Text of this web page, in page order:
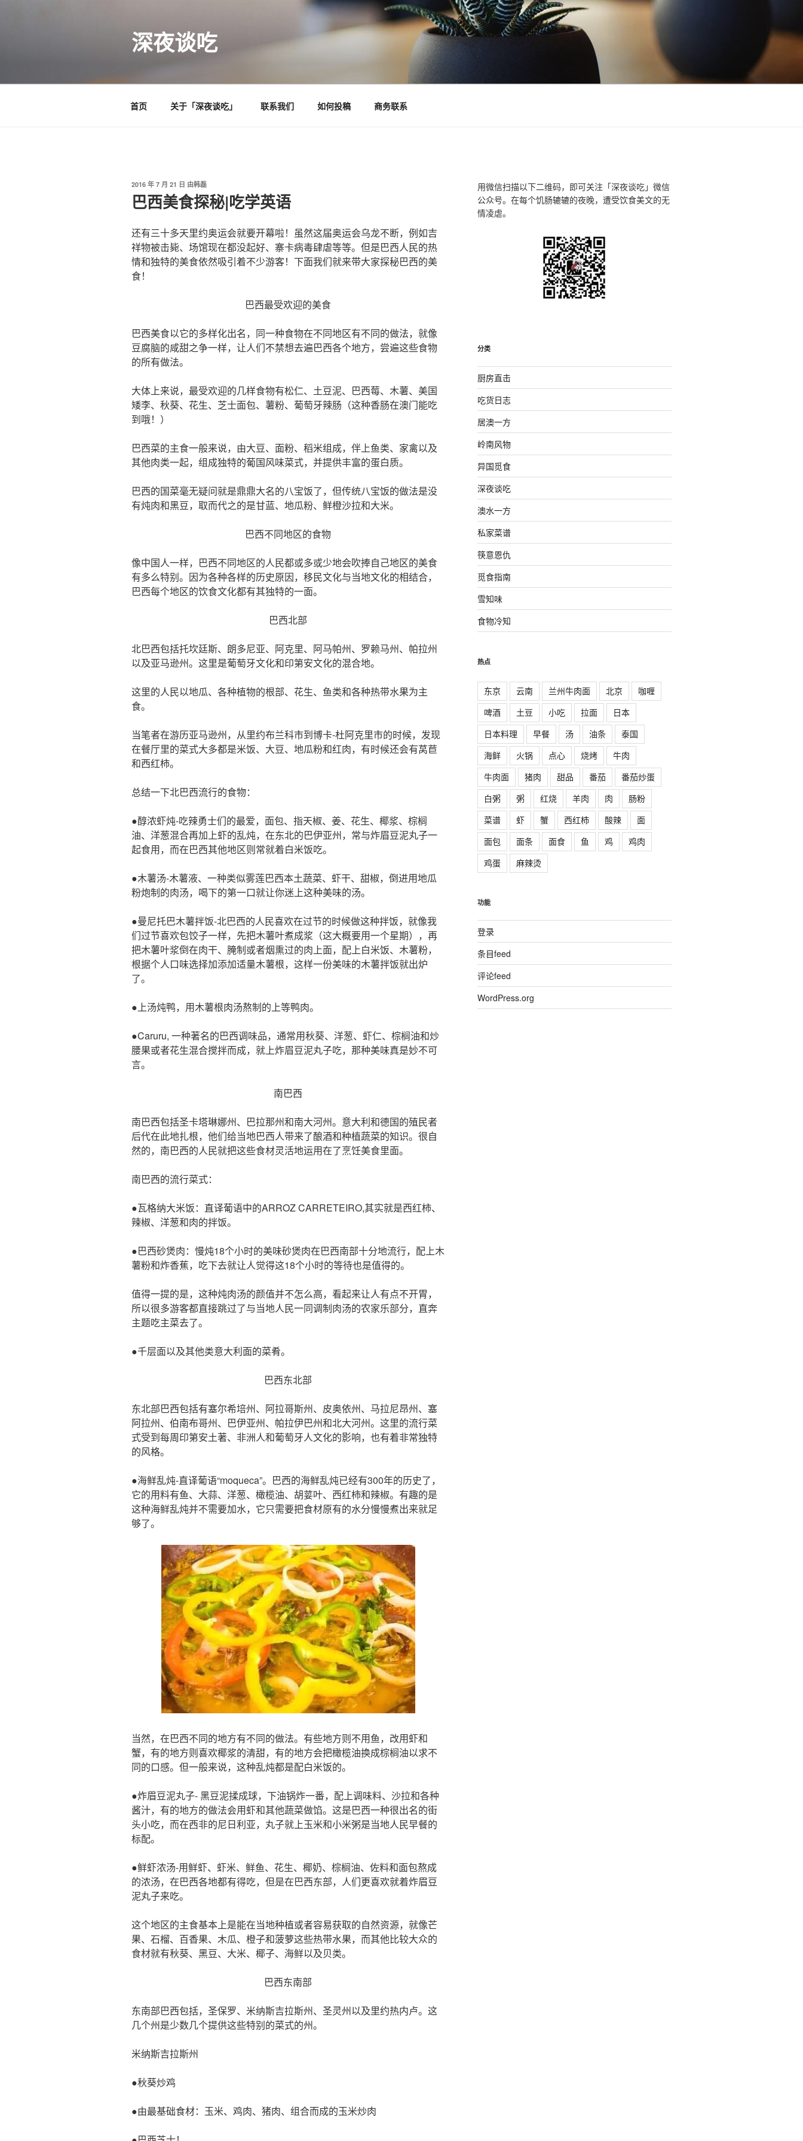
深夜谈吃
首页 关于「深夜谈吃」 联系我们 如何投稿 商务联系
发
布
于
2016 年 7 月 21 日 由韩磊
巴西美食探秘|吃学英语
还有三十多天里约奥运会就要开幕啦！虽然这届奥运会乌龙不断，例如吉
祥物被击毙、场馆现在都没起好、寨卡病毒肆虐等等。但是巴西人民的热
情和独特的美食依然吸引着不少游客！下面我们就来带大家探秘巴西的美
食！
巴西最受欢迎的美食
巴西美食以它的多样化出名，同一种食物在不同地区有不同的做法，就像
豆腐脑的咸甜之争一样，让人们不禁想去遍巴西各个地方，尝遍这些食物
的所有做法。
大体上来说，最受欢迎的几样食物有松仁、土豆泥、巴西莓、木薯、美国
矮李、秋葵、花生、芝士面包、薯粉、葡萄牙辣肠（这种香肠在澳门能吃
到哦！）
巴西菜的主食一般来说，由大豆、面粉、稻米组成，伴上鱼类、家禽以及
其他肉类一起，组成独特的葡国风味菜式，并提供丰富的蛋白质。
巴西的国菜毫无疑问就是鼎鼎大名的八宝饭了，但传统八宝饭的做法是没
有炖肉和黑豆，取而代之的是甘蓝、地瓜粉、鲜橙沙拉和大米。
巴西不同地区的食物
像中国人一样，巴西不同地区的人民都或多或少地会吹捧自己地区的美食
有多么特别。因为各种各样的历史原因，移民文化与当地文化的相结合，
巴西每个地区的饮食文化都有其独特的一面。
巴西北部
北巴西包括托坎廷斯、朗多尼亚、阿克里、阿马帕州、罗赖马州、帕拉州
以及亚马逊州。这里是葡萄牙文化和印第安文化的混合地。
这里的人民以地瓜、各种植物的根部、花生、鱼类和各种热带水果为主
食。
当笔者在游历亚马逊州，从里约布兰科市到博卡-杜阿克里市的时候，发现
在餐厅里的菜式大多都是米饭、大豆、地瓜粉和红肉，有时候还会有莴苣
和西红柿。
总结一下北巴西流行的食物：
●醇浓虾炖-吃辣勇士们的最爱，面包、指天椒、姜、花生、椰浆、棕榈
油、洋葱混合再加上虾的乱炖，在东北的巴伊亚州，常与炸眉豆泥丸子一
起食用，而在巴西其他地区则常就着白米饭吃。
●木薯汤-木薯液、一种类似雾莲巴西本土蔬菜、虾干、甜椒，倒进用地瓜
粉炮制的肉汤，喝下的第一口就让你迷上这种美味的汤。
●曼尼托巴木薯拌饭-北巴西的人民喜欢在过节的时候做这种拌饭，就像我
们过节喜欢包饺子一样，先把木薯叶煮成浆（这大概要用一个星期），再
把木薯叶浆倒在肉干、腌制或者烟熏过的肉上面，配上白米饭、木薯粉，
根据个人口味选择加添加适量木薯根，这样一份美味的木薯拌饭就出炉
了。
●上汤炖鸭，用木薯根肉汤熬制的上等鸭肉。
●Caruru, 一种著名的巴西调味品，通常用秋葵、洋葱、虾仁、棕榈油和炒
腰果或者花生混合搅拌而成，就上炸眉豆泥丸子吃，那种美味真是妙不可
言。
南巴西
南巴西包括圣卡塔琳娜州、巴拉那州和南大河州。意大利和德国的殖民者
后代在此地扎根，他们给当地巴西人带来了酿酒和种植蔬菜的知识。很自
然的，南巴西的人民就把这些食材灵活地运用在了烹饪美食里面。
南巴西的流行菜式：
●瓦格纳大米饭：直译葡语中的ARROZ CARRETEIRO,其实就是西红柿、
辣椒、洋葱和肉的拌饭。
●巴西砂煲肉：慢炖18个小时的美味砂煲肉在巴西南部十分地流行，配上木
薯粉和炸香蕉，吃下去就让人觉得这18个小时的等待也是值得的。
值得一提的是，这种炖肉汤的颜值并不怎么高，看起来让人有点不开胃，
所以很多游客都直接跳过了与当地人民一同调制肉汤的农家乐部分，直奔
主题吃主菜去了。
●千层面以及其他类意大利面的菜肴。
巴西东北部
东北部巴西包括有塞尔希培州、阿拉哥斯州、皮奥依州、马拉尼昂州、塞
阿拉州、伯南布哥州、巴伊亚州、帕拉伊巴州和北大河州。这里的流行菜
式受到每周印第安土著、非洲人和葡萄牙人文化的影响，也有着非常独特
的风格。
●海鲜乱炖-直译葡语“moqueca”。巴西的海鲜乱炖已经有300年的历史了，
它的用料有鱼、大蒜、洋葱、橄榄油、胡荽叶、西红柿和辣椒。有趣的是
这种海鲜乱炖并不需要加水，它只需要把食材原有的水分慢慢煮出来就足
够了。
当然，在巴西不同的地方有不同的做法。有些地方则不用鱼，改用虾和
蟹，有的地方则喜欢椰浆的清甜，有的地方会把橄榄油换成棕榈油以求不
同的口感。但一般来说，这种乱炖都是配白米饭的。
●炸眉豆泥丸子- 黑豆泥揉成球，下油锅炸一番，配上调味料、沙拉和各种
酱汁，有的地方的做法会用虾和其他蔬菜做馅。这是巴西一种很出名的街
头小吃，而在西非的尼日利亚，丸子就上玉米和小米粥是当地人民早餐的
标配。
●鲜虾浓汤-用鲜虾、虾米、鲜鱼、花生、椰奶、棕榈油、佐料和面包熬成
的浓汤，在巴西各地都有得吃，但是在巴西东部，人们更喜欢就着炸眉豆
泥丸子来吃。
这个地区的主食基本上是能在当地种植或者容易获取的自然资源，就像芒
果、石榴、百香果、木瓜、橙子和菠萝这些热带水果，而其他比较大众的
食材就有秋葵、黑豆、大米、椰子、海鲜以及贝类。
巴西东南部
东南部巴西包括，圣保罗、米纳斯吉拉斯州、圣灵州以及里约热内卢。这
几个州是少数几个提供这些特别的菜式的州。
米纳斯吉拉斯州
●秋葵炒鸡
●由最基础食材：玉米、鸡肉、猪肉、组合而成的玉米炒肉
用微信扫描以下二维码，即可关注「深夜谈吃」微信
公众号。在每个饥肠辘辘的夜晚，遭受饮食美文的无
情凌虐。
分类
厨房直击
吃货日志
居澳一方
岭南风物
异国觅食
深夜谈吃
澳水一方
私家菜谱
筷意恩仇
觅食指南
雪知味
食物冷知
热点
东京 云南 兰州牛肉面 北京
咖喱
啤酒
土豆 小吃 拉面
日本
日本料理
早餐 汤 油条
泰国
海鲜
火锅 点心 烧烤
牛肉
牛肉面
猪肉 甜品 番茄
番茄炒蛋
白粥
粥 红烧 羊肉 肉
肠粉
菜谱
虾 蟹 西红柿 酸辣
面
面包
面条 面食 鱼 鸡
鸡肉
鸡蛋
麻辣烫
功能
登录
条目feed
评论feed
WordPress.org